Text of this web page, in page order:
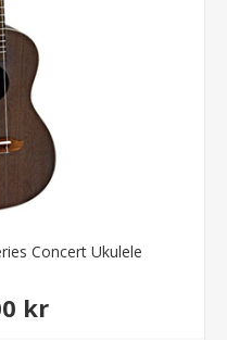
Concert Ukulele
kr